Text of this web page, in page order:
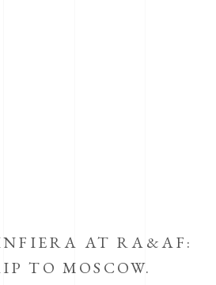
AT RA&AF:
TO MOSCOW.